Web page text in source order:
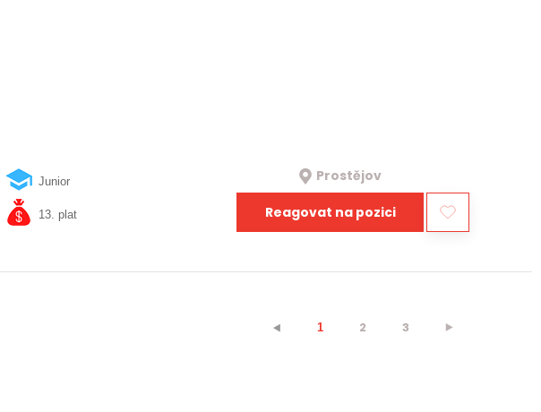
Junior
13. plat
Prostějov
Reagovat na pozici
⯇ 1 2 3 ⯈